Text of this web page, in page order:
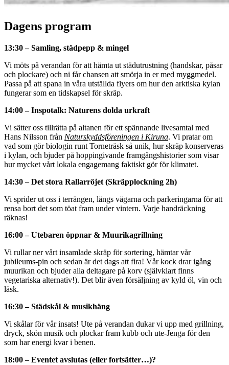
Dagens program
13:30 – Samling, städpepp & mingel
Vi möts på verandan för att hämta ut städutrustning (handskar, påsar
och plockare) och ni får chansen att smörja in er med myggmedel.
Passa på att spana in våra utställda flyers om hur den arktiska kylan
fungerar som en tidskapsel för skräp.
14:00 – Inspotalk: Naturens dolda urkraft
Vi sätter oss tillrätta på altanen för ett spännande livesamtal med
Hans Nilsson från Naturskyddsföreningen i Kiruna. Vi pratar om
vad som gör biologin runt Torneträsk så unik, hur skräp konserveras
i kylan, och bjuder på hoppingivande framgångshistorier som visar
hur mycket vårt lokala engagemang faktiskt gör för klimatet.
14:30 – Det stora Rallarröjet (Skräpplockning 2h)
Vi sprider ut oss i terrängen, längs vägarna och parkeringarna för att
rensa bort det som töat fram under vintern. Varje handräckning
räknas!
16:00 – Utebaren öppnar & Muurikagrillning
Vi rullar ner vårt insamlade skräp för sortering, hämtar vår
jubileums-pin och sedan är det dags att fira! Vår kock drar igång
muurikan och bjuder alla deltagare på korv (självklart finns
vegetariska alternativ!). Det blir även försäljning av kyld öl, vin och
läsk.
16:30 – Städskål & musikhäng
Vi skålar för vår insats! Ute på verandan dukar vi upp med grillning,
dryck, skön musik och plockar fram kubb och ute-Jenga för den
som har energi kvar i benen.
18:00 – Eventet avslutas (eller fortsätter…)?